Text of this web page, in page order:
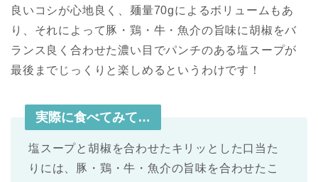
良いコシが心地良く、麺量70gによるボリュームもあ
り、それによって豚・鶏・牛・魚介の旨味に胡椒をバ
ランス良く合わせた濃い目でパンチのある塩スープが
最後までじっくりと楽しめるというわけです！
実際に食べてみて…
塩スープと胡椒を合わせたキリッとした口当た
りには、豚・鶏・牛・魚介の旨味を合わせたこ